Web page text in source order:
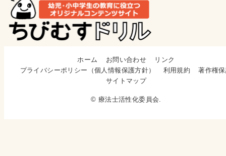
ホーム お問い合わせ
リンク
プライバシーポリシー（個人情報保護方針）
利用規約
著作権
サイトマップ
© 療法士活性化委員会.